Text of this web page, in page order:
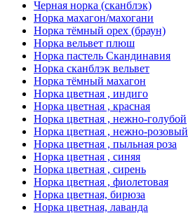
Черная норка (сканблэк)
Норка махагон/махогани
Норка тёмный орех (браун)
Норка вельвет плюш
Норка пастель Скандинавия
Норка сканблэк вельвет
Норка тёмный махагон
Норка цветная , индиго
Норка цветная , красная
Норка цветная , нежно-голубой
Норка цветная , нежно-розовый
Норка цветная , пыльная роза
Норка цветная , синяя
Норка цветная , сирень
Норка цветная , фиолетовая
Норка цветная, бирюза
Норка цветная, лаванда